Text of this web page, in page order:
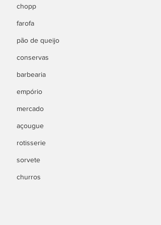
chopp
farofa
pão de queijo
conservas
barbearia
empório
mercado
açougue
rotisserie
sorvete
churros